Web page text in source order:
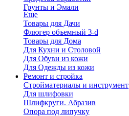
Грунты и Эмали
Еще
Товары для Дачи
Флюгер объемный 3-d
Товары для Дома
Для Кухни и Столовой
Для Обуви из кожи
Для Одежды из кожи
Ремонт и стройка
Стройматериалы и инструмент
Для шлифовки
Шлифкруги. Абразив
Опора под липучку